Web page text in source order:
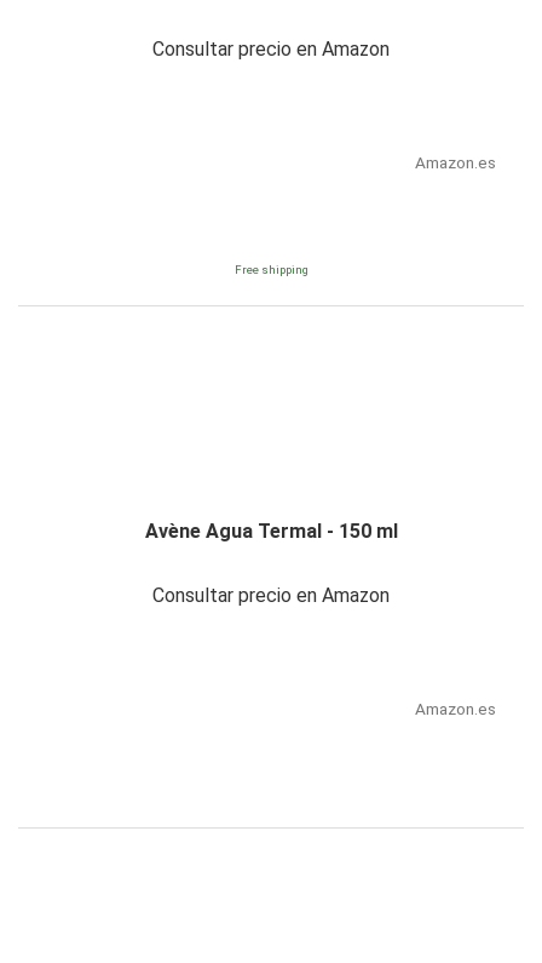
Consultar precio en Amazon
Amazon.es
Free shipping
Avène Agua Termal - 150 ml
Consultar precio en Amazon
Amazon.es